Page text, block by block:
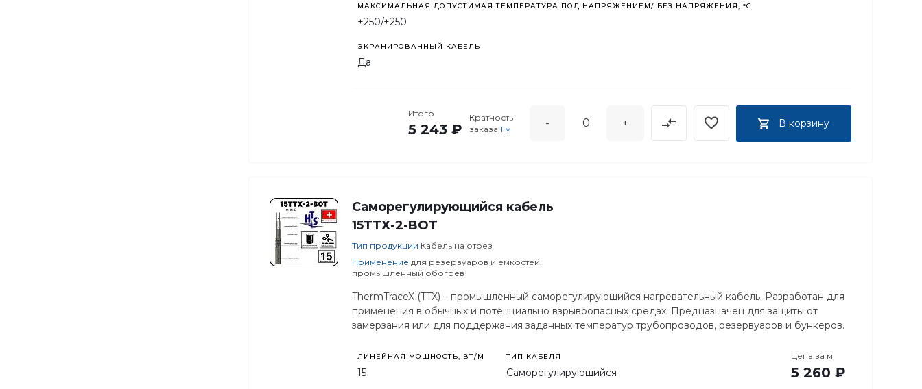
МАКСИМАЛЬНАЯ ДОПУСТИМАЯ ТЕМПЕРАТУРА ПОД НАПРЯЖЕНИЕМ/ БЕЗ НАПРЯЖЕНИЯ, °C
+250/+250
ЭКРАНИРОВАННЫЙ КАБЕЛЬ
Да
Итого
5 243 ₽
Кратность
заказа 1 м - + В корзину
Саморегулирующийся кабель
15TTХ-2-BОТ
Тип продукции Кабель на отрез
Применение для резервуаров и емкостей,
промышленный обогрев
ThermTraceX (TTX) – промышленный саморегулирующийся нагревательный кабель. Разработан для
применения в обычных и потенциально взрывоопасных средах. Предназначен для защиты от
замерзания или для поддержания заданных температур трубопроводов, резервуаров и бункеров.
ЛИНЕЙНАЯ МОЩНОСТЬ, ВТ/М
15
ТИП КАБЕЛЯ
Саморегулирующийся
Цена за м
5 260 ₽